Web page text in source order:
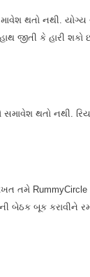
થતો નથી.
જીતી કે હારી શકો
સમાવેશ થતો નથી.
તમે RummyCircle
બેઠક બૂક કરાવીને